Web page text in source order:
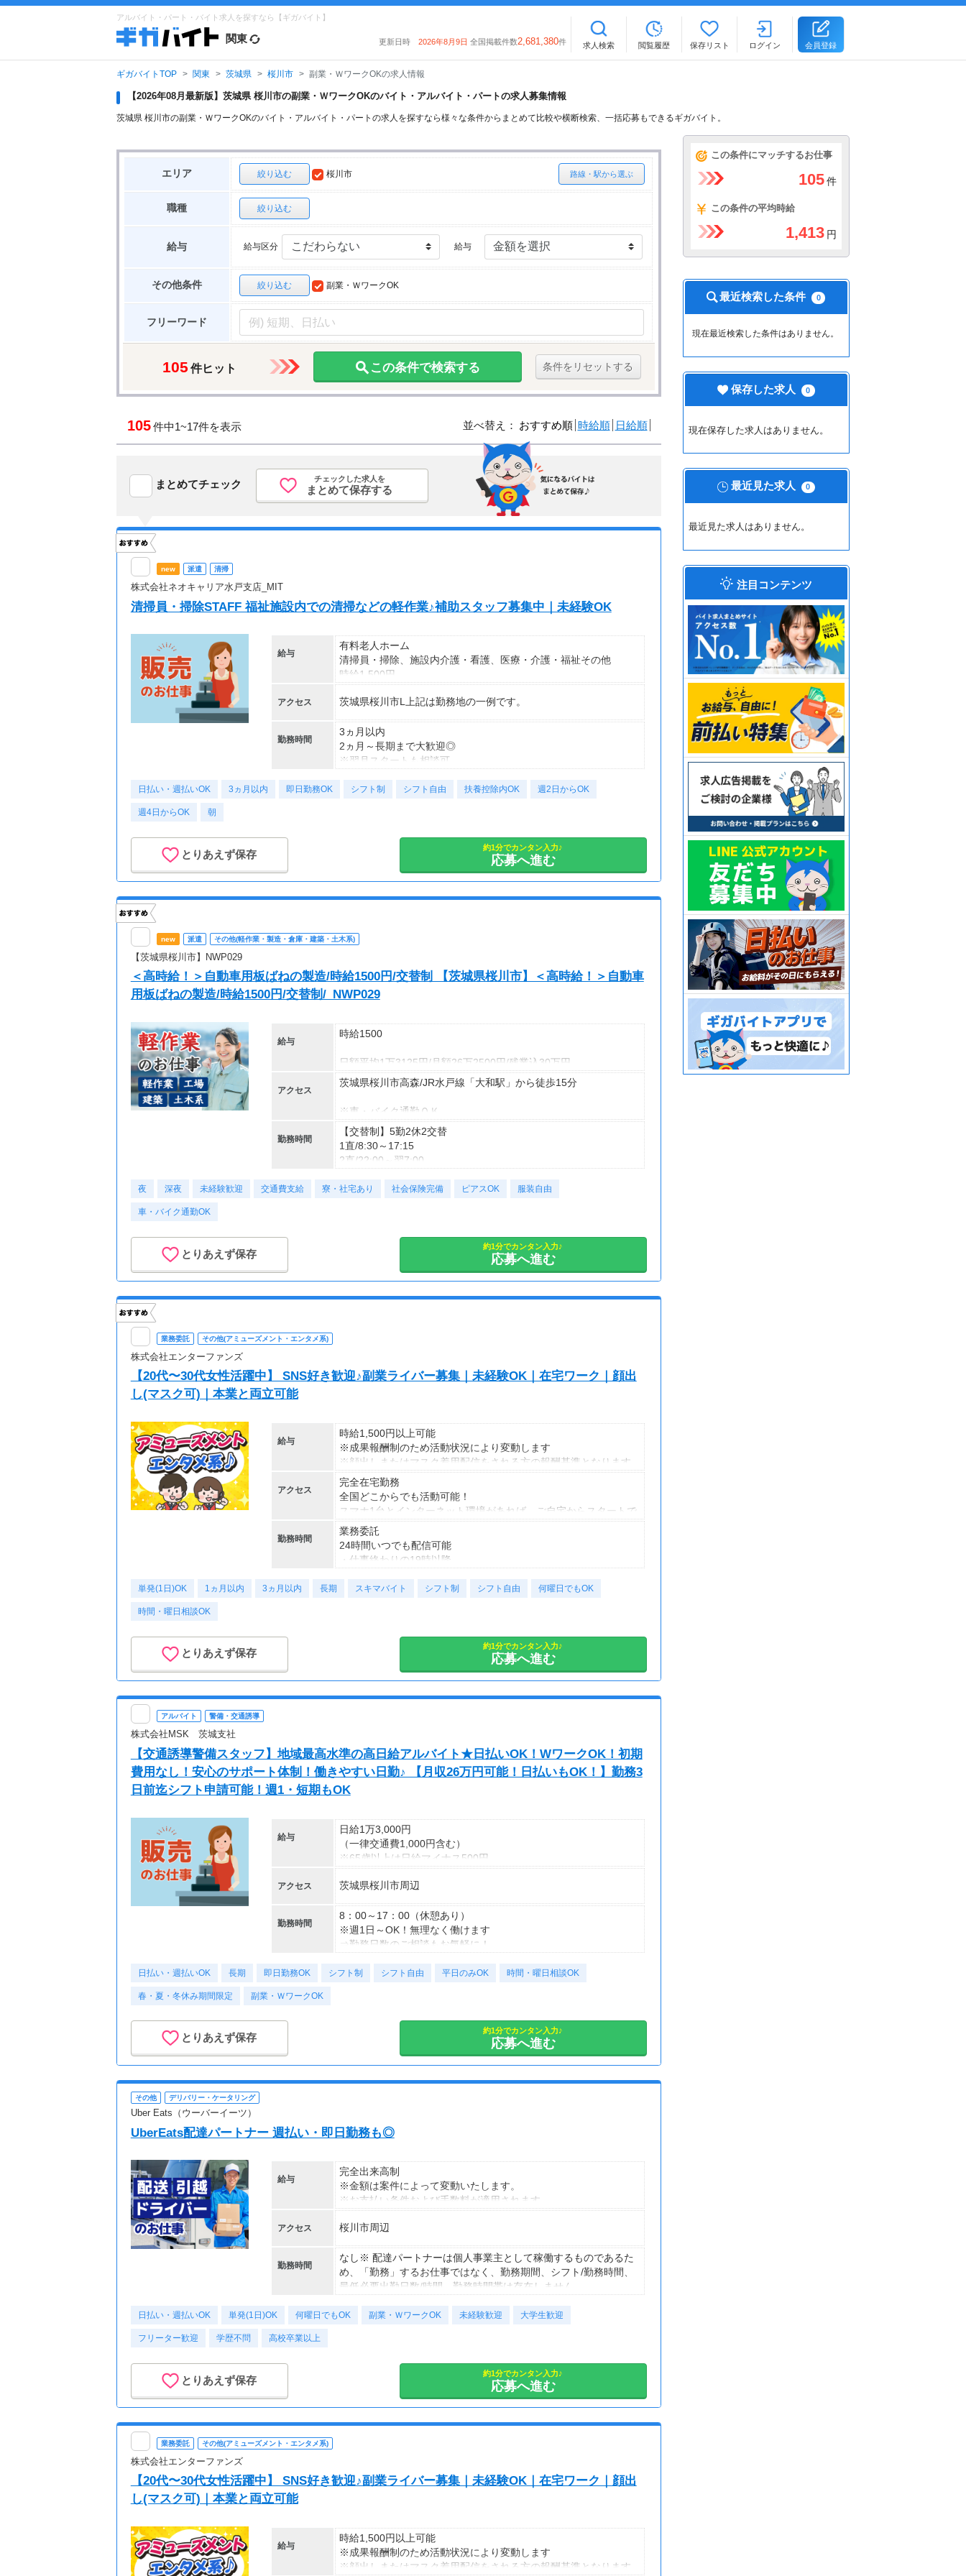
アルバイト・パート・バイト求人を探すなら【ギガバイト】
関東 更新日時 2026年8月9日 全国掲載件数2,681,380件 求人検索 閲覧履歴 保存リスト ログイン 会員登録
ギガバイトTOP 関東 茨城県 桜川市 副業・ＷワークOKの求人情報
【2026年08月最新版】茨城県 桜川市の副業・ＷワークOKのバイト・アルバイト・パートの求人募集情報
茨城県 桜川市の副業・ＷワークOKのバイト・アルバイト・パートの求人を探すなら様々な条件からまとめて比較や横断検索、一括応募もできるギガバイト。
エリア 絞り込む 路線・駅から選ぶ
桜川市
職種 絞り込む
給与 給与区分 給与
その他条件 絞り込む 副業・ＷワークOK
フリーワード
105 件ヒット この条件で検索する 条件をリセットする
105件中1~17件を表示 並べ替え： おすすめ順 時給順 日給順
まとめてチェック チェックした求人を
まとめて保存する
new 派遣 清掃
株式会社ネオキャリア水戸支店_MIT
清掃員・掃除STAFF 福祉施設内での清掃などの軽作業♪補助スタッフ募集中｜未経験OK
給与
有料老人ホーム
清掃員・掃除、施設内介護・看護、医療・介護・福祉その他
時給1,500円
■未経験の方（無資格）：時給1500円～
■未経験の方（有資格）：時給1500円～
■経験者（無資格）：時給1650円～
■経験者（有資格）：時給1650円～
■介護福祉士：時給1700円
アクセス 茨城県桜川市L上記は勤務地の一例です。
勤務時間
3ヵ月以内
2ヵ月～長期まで大歓迎◎
※翌月スタートも相談可
日払い・週払いOK 3ヵ月以内 即日勤務OK シフト制 シフト自由 扶養控除内OK 週2日からOK
週4日からOK 朝
とりあえず保存
約1分でカンタン入力♪
応募へ進む
new 派遣 その他(軽作業・製造・倉庫・建築・土木系)
【茨城県桜川市】NWP029
＜高時給！＞自動車用板ばねの製造/時給1500円/交替制 【茨城県桜川市】＜高時給！＞自動車
用板ばねの製造/時給1500円/交替制/_NWP029
給与
時給1500
日額平均1万3125円/月額26万2500円/残業込30万円
※18歳以上
※学生は応募不可（卒業見込みで、社会人予定の方は卒業後に派遣
登録が可能です。）
アクセス
茨城県桜川市高森/JR水戸線「大和駅」から徒歩15分
※車・バイク通勤ＯＫ
勤務時間
【交替制】5勤2休2交替
1直/8:30～17:15
2直/22:00～翌7:00
※残業目安：0～2ｈ/日、10～30ｈ/月
夜 深夜 未経験歓迎 交通費支給 寮・社宅あり 社会保険完備 ピアスOK 服装自由
車・バイク通勤OK
とりあえず保存
約1分でカンタン入力♪
応募へ進む
業務委託 その他(アミューズメント・エンタメ系)
株式会社エンターファンズ
【20代〜30代女性活躍中】 SNS好き歓迎♪副業ライバー募集｜未経験OK｜在宅ワーク｜顔出
し(マスク可)｜本業と両立可能
給与
時給1,500円以上可能
※成果報酬制のため活動状況により変動します
※顔出しまたはマスク着用配信をされる方の報酬基準となります
【収入例】
■事務職Aさん（週3日・月50時間程度）
月収8万円～15万円
■営業職Bさん（週4日・月80時間程度）
月収15万円～25万円
■主婦Cさん（月100時間程度）
本業や家庭と両立しながら副業として活動されています。
アクセス
完全在宅勤務
全国どこからでも活動可能！
スマホ1台とインターネット環境があれば、ご自宅からスタートで
きます。
通勤時間ゼロだから、本業やプライベートとの両立もラクラク♪
勤務時間
業務委託
24時間いつでも配信可能
・仕事終わりの19時以降
・スキマ時間だけ
安定した活動を目指す方には、月30〜50時間以上の配信を推奨し
単発(1日)OK 1ヵ月以内 3ヵ月以内 長期 スキマバイト シフト制 シフト自由 何曜日でもOK
時間・曜日相談OK
とりあえず保存
約1分でカンタン入力♪
応募へ進む
アルバイト 警備・交通誘導
株式会社MSK 茨城支社
【交通誘導警備スタッフ】地域最高水準の高日給アルバイト★日払いOK！WワークOK！初期
費用なし！安心のサポート体制！働きやすい日勤♪ 【月収26万円可能！日払いもOK！】勤務3
日前迄シフト申請可能！週1・短期もOK
給与
日給1万3,000円
（一律交通費1,000円含む）
※65歳以上は日給マイナス500円
※70歳以上は日給マイナス2,000円
---
■交通誘導2級以上の資格をお持ちの方は
日給1万3,000円
（一律交通費1,000円含む）
※70歳以上は日給マイナス1,000円
■65歳～69歳迄では他の年代と同じ現場でも
安全面・体力面の考慮により比較的低負荷の業務、
70歳以降では低負荷業務や季節により
月収26万円可能
アクセス 茨城県桜川市周辺
勤務時間
8：00～17：00（休憩あり）
※週1日～OK！無理なく働けます
⇒勤務日数のご相談もお気軽に！
＜様々な働き方が可能＆歓迎＞
日払い・週払いOK 長期 即日勤務OK シフト制 シフト自由 平日のみOK 時間・曜日相談OK
春・夏・冬休み期間限定 副業・ＷワークOK
とりあえず保存
約1分でカンタン入力♪
応募へ進む
その他 デリバリー・ケータリング
Uber Eats（ウーバーイーツ）
UberEats配達パートナー 週払い・即日勤務も◎
給与
完全出来高制
※金額は案件によって変動いたします。
※お支払い条件および手数料が適用されます
アクセス 桜川市周辺
勤務時間
なし※ 配達パートナーは個人事業主として稼働するものであるた
め、「勤務」するお仕事ではなく、勤務期間、シフト/勤務時間、
最低必要出勤日数/時間、勤務時間帯は存在しません。
日払い・週払いOK 単発(1日)OK 何曜日でもOK 副業・ＷワークOK 未経験歓迎 大学生歓迎
フリーター歓迎 学歴不問 高校卒業以上
とりあえず保存
約1分でカンタン入力♪
応募へ進む
業務委託 その他(アミューズメント・エンタメ系)
株式会社エンターファンズ
【20代〜30代女性活躍中】 SNS好き歓迎♪副業ライバー募集｜未経験OK｜在宅ワーク｜顔出
し(マスク可)｜本業と両立可能
給与
時給1,500円以上可能
※成果報酬制のため活動状況により変動します
※顔出しまたはマスク着用配信をされる方の報酬基準となります
この条件にマッチするお仕事
105 件
この条件の平均時給
1,413 円
最近検索した条件 0
現在最近検索した条件はありません。
保存した求人 0
現在保存した求人はありません。
最近見た求人 0
最近見た求人はありません。
注目コンテンツ